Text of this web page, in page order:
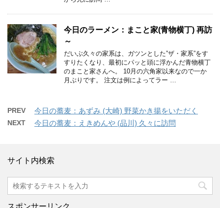
今日のラーメン：まこと家(青物横丁) 再訪
～
だいぶ久々の家系は、ガツンとした”ザ・家系”をす
すりたくなり、最初にパッと頭に浮かんだ青物横丁
のまこと家さんへ。 10月の六角家以来なので一か
月ぶりです。 注文は例によってラー …
PREV 今日の蕎麦：あずみ (大崎) 野菜かき揚をいただく
NEXT 今日の蕎麦：えきめんや (品川) 久々に訪問
サイト内検索
スポンサーリンク